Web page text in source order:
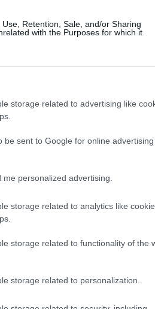
Retention, Sale, and/or Sharing
with the Purposes for which it
storage related to advertising like
be sent to Google for online advertising
personalized advertising.
storage related to analytics like
storage related to functionality of the
storage related to personalization.